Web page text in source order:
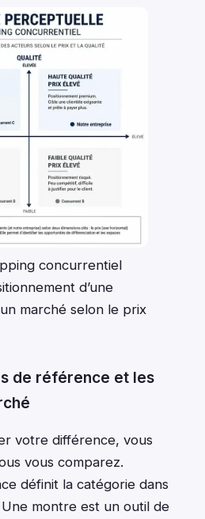
concurrentiel
d’une
marché selon le prix
de référence et les
votre différence, vous
vous comparez.
définit la catégorie dans
montre est un outil de